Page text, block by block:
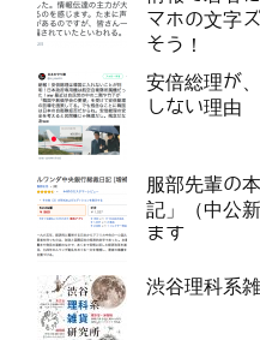
マホの文字
そう！
安倍総理が
しない理由
服部先輩の
記」（中公
ます
渋谷理科系